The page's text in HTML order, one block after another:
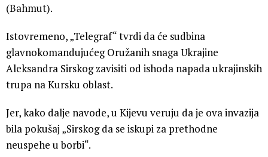
(Bahmut).
Istovremeno, „Telegraf“ tvrdi da će sudbina
glavnokomandujućeg Oružanih snaga Ukrajine
Aleksandra Sirskog zavisiti od ishoda napada ukrajinskih
trupa na Kursku oblast.
Jer, kako dalje navode, u Kijevu veruju da je ova invazija
bila pokušaj „Sirskog da se iskupi za prethodne
neuspehe u borbi“.